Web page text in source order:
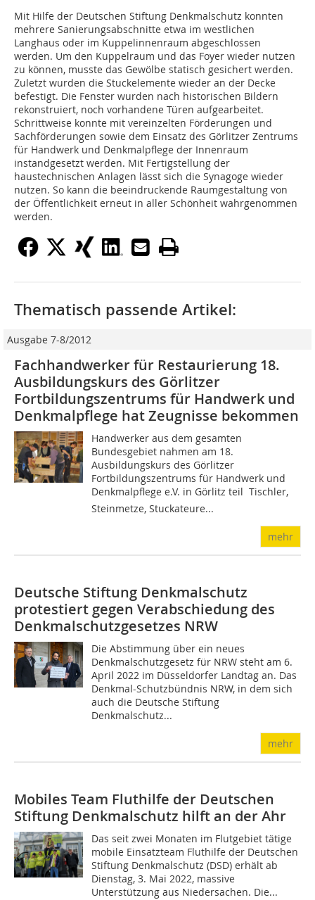
Mit Hilfe der Deutschen Stiftung Denkmalschutz konnten
mehrere Sanierungsabschnitte etwa im westlichen
Langhaus oder im Kuppelinnenraum abgeschlossen
werden. Um den Kuppelraum und das Foyer wieder nutzen
zu können, musste das Gewölbe statisch gesichert werden.
Zuletzt wurden die Stuckelemente wieder an der Decke
befestigt. Die Fenster wurden nach historischen Bildern
rekonstruiert, noch vorhandene Türen aufgearbeitet.
Schrittweise konnte mit vereinzelten Förderungen und
Sachförderungen sowie dem Einsatz des Görlitzer Zentrums
für Handwerk und Denkmalpflege der Innenraum
instandgesetzt werden. Mit Fertigstellung der
haustechnischen Anlagen lässt sich die Synagoge wieder
nutzen. So kann die beeindruckende Raumgestaltung von
der Öffentlichkeit erneut in aller Schönheit wahrgenommen
werden.
Thematisch passende Artikel:
Ausgabe 7-8/2012
Fachhandwerker für Restaurierung 18.
Ausbildungskurs des Görlitzer
Fortbildungszentrums für Handwerk und
Denkmalpflege hat Zeugnisse bekommen
Handwerker aus dem gesamten
Bundesgebiet nahmen am 18.
Ausbildungskurs des Görlitzer
Fortbildungszentrums für Handwerk und
Denkmalpflege e.V. in Görlitz teil  Tischler,
Steinmetze, Stuckateure...
mehr
Deutsche Stiftung Denkmalschutz
protestiert gegen Verabschiedung des
Denkmalschutzgesetzes NRW
Die Abstimmung über ein neues
Denkmalschutzgesetz für NRW steht am 6.
April 2022 im Düsseldorfer Landtag an. Das
Denkmal-Schutzbündnis NRW, in dem sich
auch die Deutsche Stiftung
Denkmalschutz...
mehr
Mobiles Team Fluthilfe der Deutschen
Stiftung Denkmalschutz hilft an der Ahr
Das seit zwei Monaten im Flutgebiet tätige
mobile Einsatzteam Fluthilfe der Deutschen
Stiftung Denkmalschutz (DSD) erhält ab
Dienstag, 3. Mai 2022, massive
Unterstützung aus Niedersachen. Die...